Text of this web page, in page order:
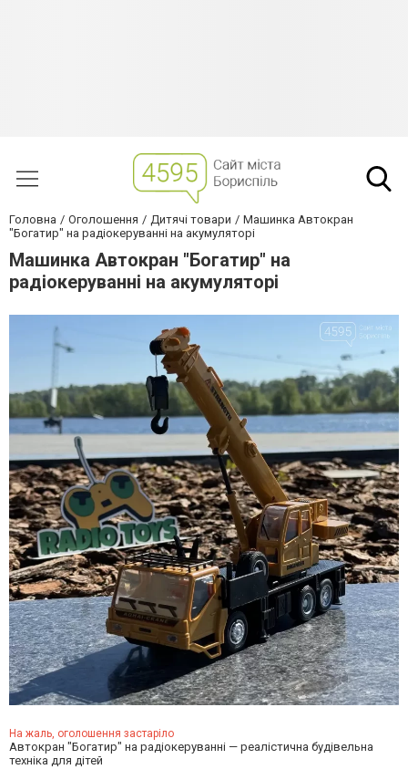
Головна Оголошення Дитячі товари
Машинка Автокран
"Богатир" на радіокеруванні на акумуляторі
Машинка Автокран "Богатир" на
радіокеруванні на акумуляторі
На жаль, оголошення застаріло
Автокран "Богатир" на радіокеруванні — реалістична будівельна
техніка для дітей